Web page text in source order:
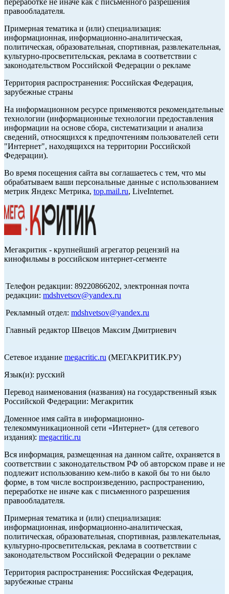
переработке не иначе как с письменного разрешения
правообладателя.
Примерная тематика и (или) специализация:
информационная, информационно-аналитическая,
политическая, образовательная, спортивная, развлекательная,
культурно-просветительская, реклама в соответствии с
законодательством Российской Федерации о рекламе
Территория распространения: Российская Федерация,
зарубежные страны
На информационном ресурсе применяются рекомендательные
технологии (информационные технологии предоставления
информации на основе сбора, систематизации и анализа
сведений, относящихся к предпочтениям пользователей сети
"Интернет", находящихся на территории Российской
Федерации).
Во время посещения сайта вы соглашаетесь с тем, что мы
обрабатываем ваши персональные данные с использованием
метрик Яндекс Метрика, top.mail.ru, LiveInternet.
Мегакритик - крупнейший агрегатор рецензий на
кинофильмы в российском интернет-сегменте
Телефон редакции: 89220866202, электронная почта
редакции: mdshvetsov@yandex.ru
Рекламный отдел: mdshvetsov@yandex.ru
Главный редактор Швецов Максим Дмитриевич
Сетевое издание megacritic.ru (МЕГАКРИТИК.РУ)
Язык(и): русский
Перевод наименования (названия) на государственный язык
Российской Федерации: Мегакритик
Доменное имя сайта в информационно-
телекоммуникационной сети «Интернет» (для сетевого
издания): megacritic.ru
Вся информация, размещенная на данном сайте, охраняется в
соответствии с законодательством РФ об авторском праве и не
подлежит использованию кем-либо в какой бы то ни было
форме, в том числе воспроизведению, распространению,
переработке не иначе как с письменного разрешения
правообладателя.
Примерная тематика и (или) специализация:
информационная, информационно-аналитическая,
политическая, образовательная, спортивная, развлекательная,
культурно-просветительская, реклама в соответствии с
законодательством Российской Федерации о рекламе
Территория распространения: Российская Федерация,
зарубежные страны